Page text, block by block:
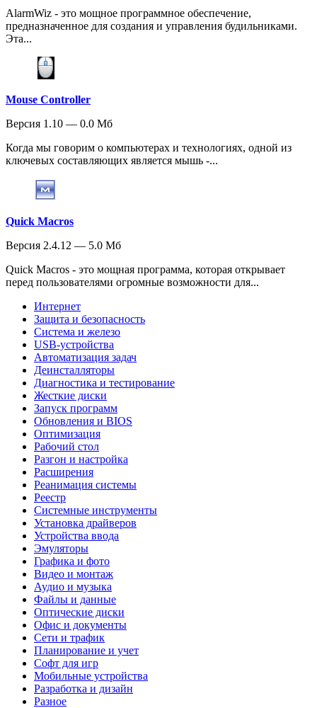
AlarmWiz - это мощное программное обеспечение,
предназначенное для создания и управления будильниками.
Эта...
Mouse Controller
Версия 1.10 — 0.0 Мб
Когда мы говорим о компьютерах и технологиях, одной из
ключевых составляющих является мышь -...
Quick Macros
Версия 2.4.12 — 5.0 Мб
Quick Macros - это мощная программа, которая открывает
перед пользователями огромные возможности для...
Интернет
Защита и безопасность
Система и железо
USB-устройства
Автоматизация задач
Деинсталляторы
Диагностика и тестирование
Жесткие диски
Запуск программ
Обновления и BIOS
Оптимизация
Рабочий стол
Разгон и настройка
Расширения
Реанимация системы
Реестр
Системные инструменты
Установка драйверов
Устройства ввода
Эмуляторы
Графика и фото
Видео и монтаж
Аудио и музыка
Файлы и данные
Оптические диски
Офис и документы
Сети и трафик
Планирование и учет
Софт для игр
Мобильные устройства
Разработка и дизайн
Разное